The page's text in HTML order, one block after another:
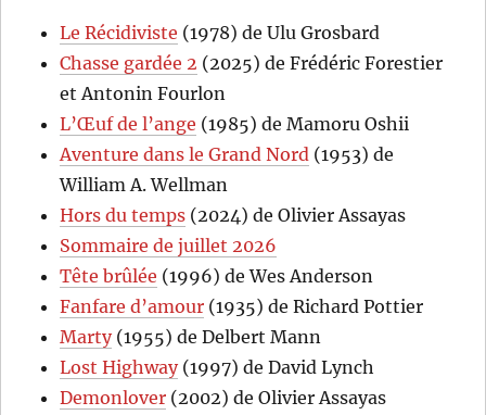
Le Récidiviste (1978) de Ulu Grosbard
Chasse gardée 2 (2025) de Frédéric Forestier
et Antonin Fourlon
L’Œuf de l’ange (1985) de Mamoru Oshii
Aventure dans le Grand Nord (1953) de
William A. Wellman
Hors du temps (2024) de Olivier Assayas
Sommaire de juillet 2026
Tête brûlée (1996) de Wes Anderson
Fanfare d’amour (1935) de Richard Pottier
Marty(1955) de Delbert Mann
Lost Highway(1997) de David Lynch
Demonlover (2002) de Olivier Assayas